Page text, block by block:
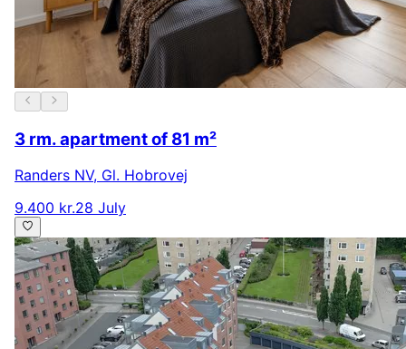
3 rm. apartment of 81 m²
Randers NV, Gl. Hobrovej
9.400 kr.28 July